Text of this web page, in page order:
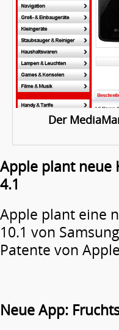
Der
Apple plant neue
4.1
Apple plant eine
10.1 von
Patente von
Neue App: